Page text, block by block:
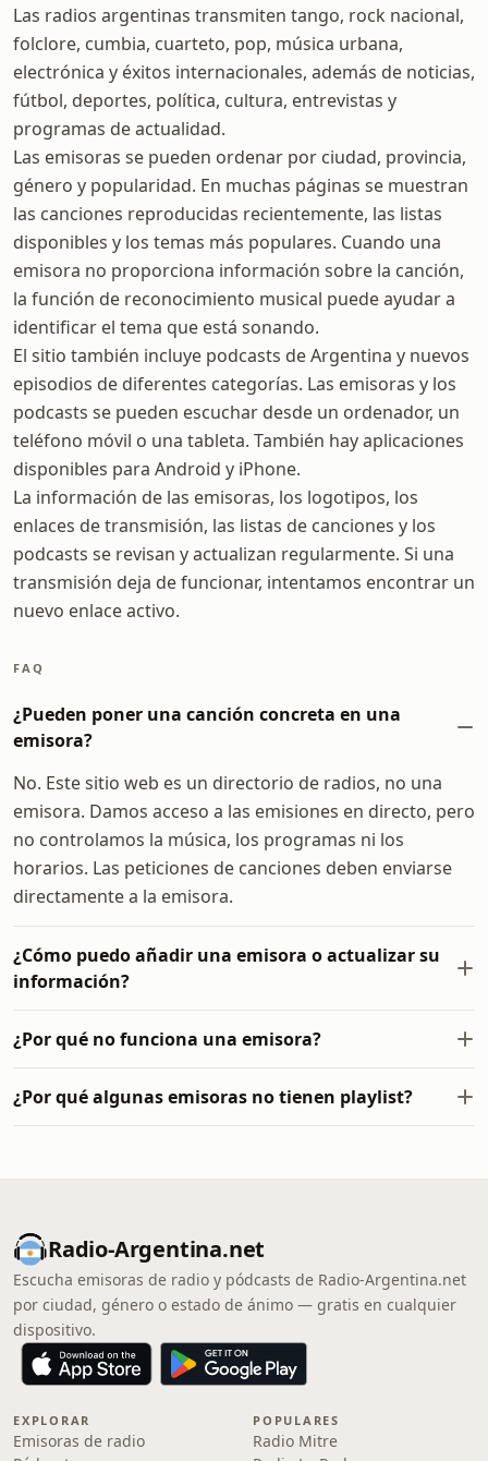
Las radios argentinas transmiten tango, rock nacional,
folclore, cumbia, cuarteto, pop, música urbana,
electrónica y éxitos internacionales, además de noticias,
fútbol, deportes, política, cultura, entrevistas y
programas de actualidad.
Las emisoras se pueden ordenar por ciudad, provincia,
género y popularidad. En muchas páginas se muestran
las canciones reproducidas recientemente, las listas
disponibles y los temas más populares. Cuando una
emisora no proporciona información sobre la canción,
la función de reconocimiento musical puede ayudar a
identificar el tema que está sonando.
El sitio también incluye podcasts de Argentina y nuevos
episodios de diferentes categorías. Las emisoras y los
podcasts se pueden escuchar desde un ordenador, un
teléfono móvil o una tableta. También hay aplicaciones
disponibles para Android y iPhone.
La información de las emisoras, los logotipos, los
enlaces de transmisión, las listas de canciones y los
podcasts se revisan y actualizan regularmente. Si una
transmisión deja de funcionar, intentamos encontrar un
nuevo enlace activo.
FAQ
¿Pueden poner una canción concreta en una
emisora?
No. Este sitio web es un directorio de radios, no una
emisora. Damos acceso a las emisiones en directo, pero
no controlamos la música, los programas ni los
horarios. Las peticiones de canciones deben enviarse
directamente a la emisora.
¿Cómo puedo añadir una emisora o actualizar su
información?
¿Por qué no funciona una emisora?
¿Por qué algunas emisoras no tienen playlist?
Radio-Argentina.net
Escucha emisoras de radio y pódcasts de Radio-Argentina.net
por ciudad, género o estado de ánimo — gratis en cualquier
dispositivo.
EXPLORAR
Emisoras de radio
POPULARES
Radio Mitre